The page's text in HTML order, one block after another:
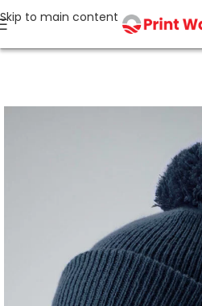
Skip to main content